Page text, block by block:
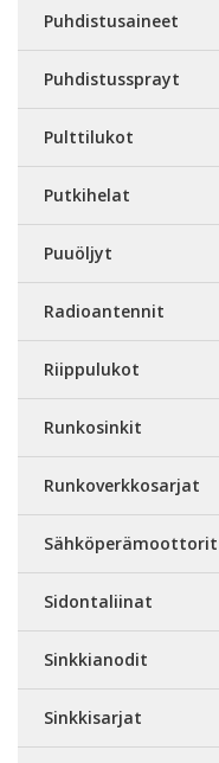
Puhdistusaineet
Puhdistussprayt
Pulttilukot
Putkihelat
Puuöljyt
Radioantennit
Riippulukot
Runkosinkit
Runkoverkkosarjat
Sähköperämoottorit
Sidontaliinat
Sinkkianodit
Sinkkisarjat